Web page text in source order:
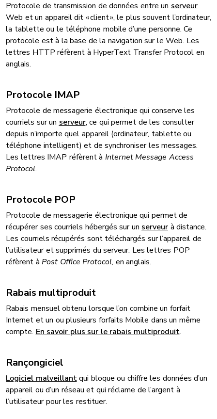
Protocole de transmission de données entre un serveur
Web et un appareil dit « client », le plus souvent l’ordinateur,
la tablette ou le téléphone mobile d’une personne. Ce
protocole est à la base de la navigation sur le Web. Les
lettres HTTP réfèrent à HyperText Transfer Protocol en
anglais.
Protocole IMAP
Protocole de messagerie électronique qui conserve les
courriels sur un serveur, ce qui permet de les consulter
depuis n’importe quel appareil (ordinateur, tablette ou
téléphone intelligent) et de synchroniser les messages.
Les lettres IMAP réfèrent à Internet Message Access
Protocol.
Protocole POP
Protocole de messagerie électronique qui permet de
récupérer ses courriels hébergés sur un serveur à distance.
Les courriels récupérés sont téléchargés sur l’appareil de
l’utilisateur et supprimés du serveur. Les lettres POP
réfèrent à Post Office Protocol, en anglais.
Rabais multiproduit
Rabais mensuel obtenu lorsque l’on combine un forfait
Internet et un ou plusieurs forfaits Mobile dans un même
compte. En savoir plus sur le rabais multiproduit.
Rançongiciel
Logiciel malveillantqui bloque ou chiffre les données d’un
appareil ou d’un réseau et qui réclame de l’argent à
l’utilisateur pour les restituer.